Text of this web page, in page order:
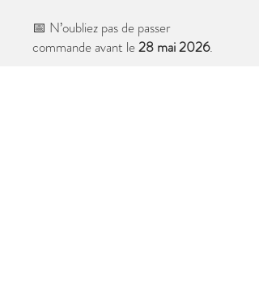
📅 N’oubliez pas de passer
commande avant le28 mai 2026.